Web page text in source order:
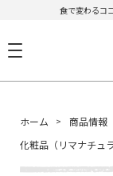
食で変わるコ
ホーム 商品情報
化粧品（リマナチュラ